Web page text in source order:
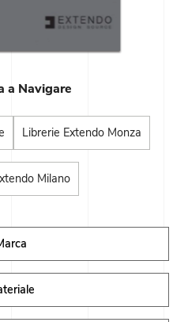
a Navigare
Librerie Extendo Monza
Milano